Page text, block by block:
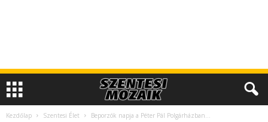
Kezdőlap Szentesi Élet Beporzók napja a Péter Pál Polgárházban…